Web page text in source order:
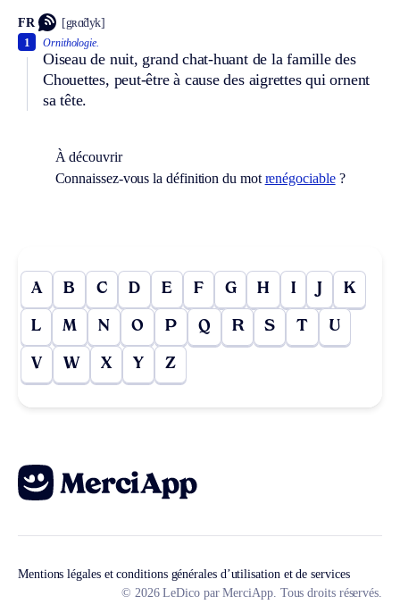
FR [gʀɑ̃dyk]
Ornithologie.
Oiseau de nuit, grand chat-huant de la famille des
Chouettes, peut-être à cause des aigrettes qui ornent
sa tête.
1
À découvrir
Connaissez-vous la définition du mot renégociable?
A B C D E F G H I J K
L M N O P Q R S T U
V W X Y Z
Mentions légales et conditions générales d’utilisation et de services
© 2026 LeDico par MerciApp. Tous droits réservés.